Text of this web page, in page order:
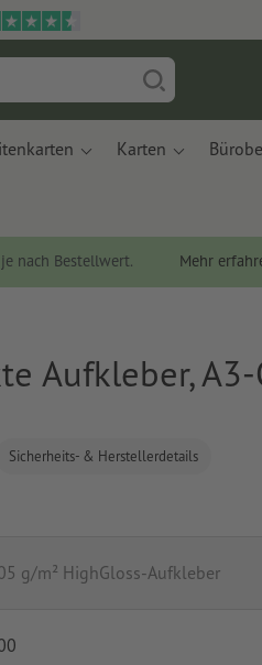
Karten
nach Bestellwert. Mehr
Aufkleber,
Sicherheits- & Herstellerdetails
g/m² HighGloss-Aufkleber